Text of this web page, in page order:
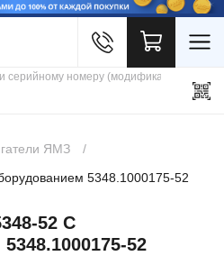
ЯМЗ
5348.1000175-52
52 С
52